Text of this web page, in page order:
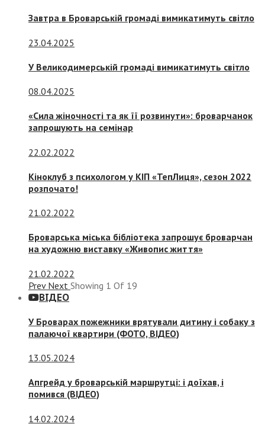
Завтра в Броварській громаді вимикатимуть світло
23.04.2025
У Великодимерській громаді вимикатимуть світло
08.04.2025
«Сила жіночності та як її розвинути»: броварчанок
запрошують на семінар
22.02.2022
Кіноклуб з психологом у КІП «ТепЛиця», сезон 2022
розпочато!
21.02.2022
Броварська міська бібліотека запрошує броварчан
на художню виставку «Живопис життя»
21.02.2022
Prev Next Showing 1 Of 19
ВІДЕО
У Броварах пожежники врятували дитину і собаку з
палаючої квартири (ФОТО, ВІДЕО)
13.05.2024
Апгрейд у броварській маршрутці: і доїхав, і
помився (ВІДЕО)
14.02.2024